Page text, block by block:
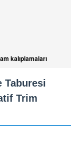
kalıplamaları
Taburesi
Trim